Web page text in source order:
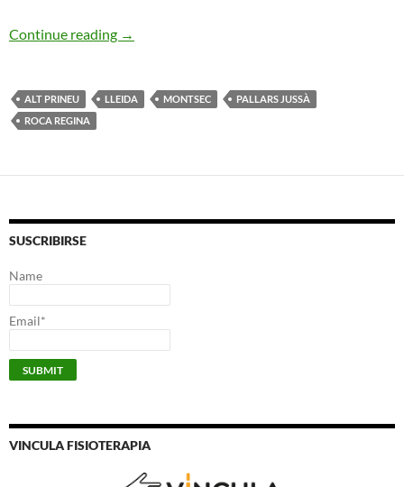
Continue reading Gali-Molero. Roca Regina
→
ALT PRINEU LLEIDA MONTSEC
PALLARS JUSSÀ
ROCA REGINA
SUSCRIBIRSE
Name
Email*
VINCULA FISIOTERAPIA